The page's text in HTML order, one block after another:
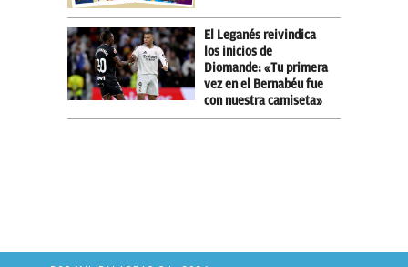
El Leganés reivindica
los inicios de
Diomande: «Tu primera
vez en el Bernabéu fue
con nuestra camiseta»